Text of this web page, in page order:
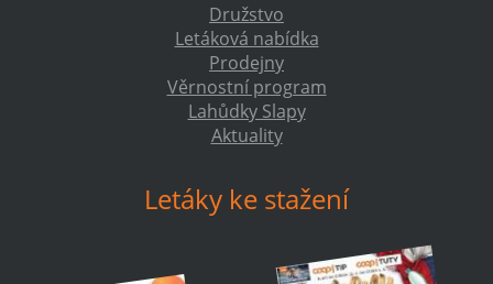
Družstvo
Letáková nabídka
Prodejny
Věrnostní program
Lahůdky Slapy
Aktuality
Letáky ke stažení